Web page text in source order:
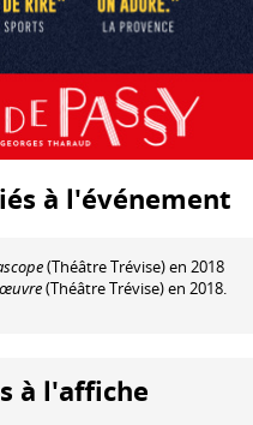
à l'événement
(Théâtre Trévise) en 2018
(Théâtre Trévise) en 2018.
à l'affiche